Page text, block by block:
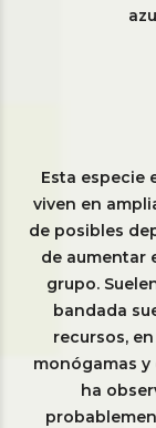
Esta especie
viven en
de posibles
de aumentar
grupo.
bandada
recursos,
monógamas
ha